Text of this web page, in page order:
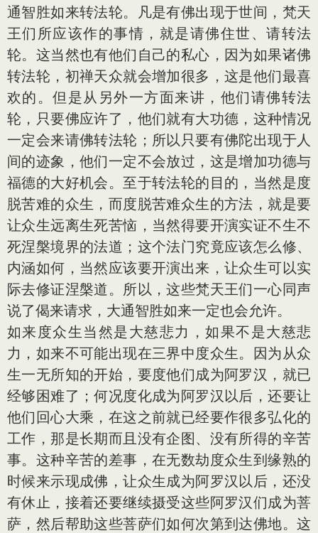
通智胜如来转法轮。凡是有佛出现于世间，梵天
王们所应该作的事情，就是请佛住世、请转法
轮。这当然也有他们自己的私心，因为如果诸佛
转法轮，初禅天众就会增加很多，这是他们最喜
欢的。但是从另外一方面来讲，他们请佛转法
轮，只要佛应许了，他们就有大功德，这种情况
一定会来请佛转法轮；所以只要有佛陀出现于人
间的迹象，他们一定不会放过，这是增加功德与
福德的大好机会。至于转法轮的目的，当然是度
脱苦难的众生，而度脱苦难众生的方法，就是要
让众生远离生死苦恼，当然得要开演实证不生不
死涅槃境界的法道；这个法门究竟应该怎么修、
内涵如何，当然应该要开演出来，让众生可以实
际去修证涅槃道。所以，这些梵天王们一心同声
说了偈来请求，大通智胜如来一定也会允许。
如来度众生当然是大慈悲力，如果不是大慈悲
力，如来不可能出现在三界中度众生。因为从众
生一无所知的开始，要度他们成为阿罗汉，就已
经够困难了；何况度化成为阿罗汉以后，还要让
他们回心大乘，在这之前就已经要作很多弘化的
工作，那是长期而且没有企图、没有所得的辛苦
事。这种辛苦的差事，在无数劫度众生到缘熟的
时候来示现成佛，让众生成为阿罗汉以后，还没
有休止，接着还要继续摄受这些阿罗汉们成为菩
萨，然后帮助这些菩萨们如何次第到达佛地。这